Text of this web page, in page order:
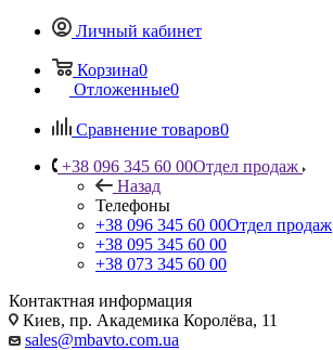
Личный кабинет
Корзина0
Отложенные0
Сравнение товаров0
+38 096 345 60 00Отдел продаж
Назад
Телефоны
+38 096 345 60 00Отдел продаж
+38 095 345 60 00
+38 073 345 60 00
Контактная информация
Киев, пр. Академика Королёва, 11
sales@mbavto.com.ua